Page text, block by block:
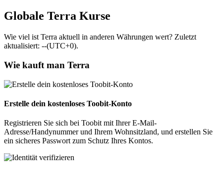
Globale Terra Kurse
Wie viel ist Terra aktuell in anderen Währungen wert? Zuletzt
aktualisiert: --(UTC+0).
Wie kauft man Terra
Erstelle dein kostenloses Toobit-Konto
Registrieren Sie sich bei Toobit mit Ihrer E-Mail-
Adresse/Handynummer und Ihrem Wohnsitzland, und erstellen Sie
ein sicheres Passwort zum Schutz Ihres Kontos.